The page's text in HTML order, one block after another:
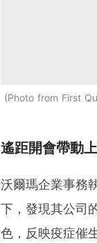
Photo from First
遙距開會帶動
沃爾瑪企業事務
下，發現其公司
色，反映疫症催